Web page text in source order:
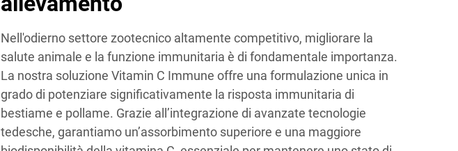
Nell'odierno settore zootecnico altamente competitivo, migliorare la
salute animale e la funzione immunitaria è di fondamentale importanza.
La nostra soluzione Vitamin C Immune offre una formulazione unica in
grado di potenziare significativamente la risposta immunitaria di
bestiame e pollame. Grazie all’integrazione di avanzate tecnologie
tedesche, garantiamo un’assorbimento superiore e una maggiore